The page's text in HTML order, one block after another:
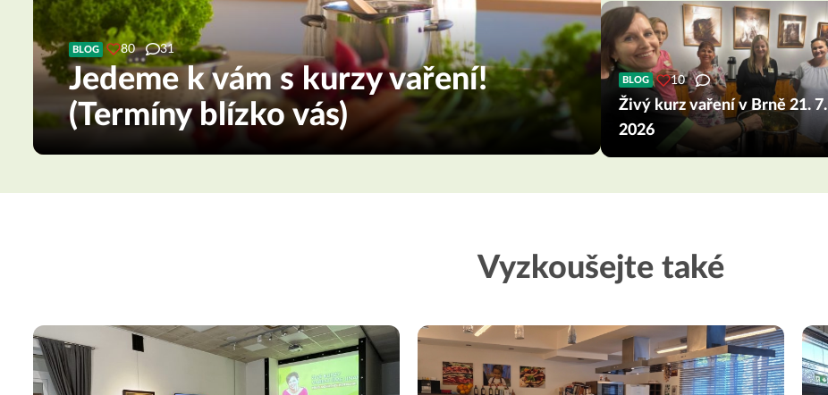
BLOG 80 31
Jedeme k vám s kurzy vaření!
(Termíny blízko vás)
BLOG 10
Živý kurz vaření v Brně 21. 7.
2026
Vyzkoušejte také